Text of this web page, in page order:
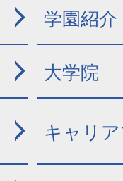
学園紹介
大学院
キャリ